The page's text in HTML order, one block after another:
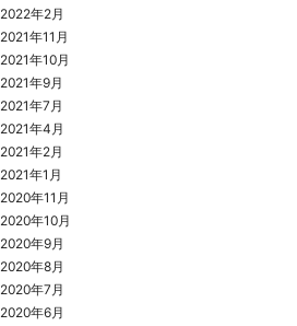
2022年2月
2021年11月
2021年10月
2021年9月
2021年7月
2021年4月
2021年2月
2021年1月
2020年11月
2020年10月
2020年9月
2020年8月
2020年7月
2020年6月